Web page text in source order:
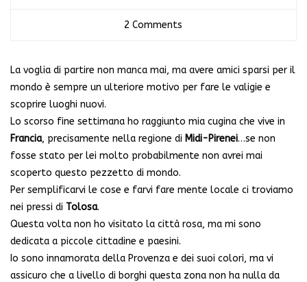
2 Comments
La voglia di partire non manca mai, ma avere amici sparsi per il
mondo è sempre un ulteriore motivo per fare le valigie e
scoprire luoghi nuovi.
Lo scorso fine settimana ho raggiunto mia cugina che vive in
Francia, precisamente nella regione di Midi-Pirenei…se non
fosse stato per lei molto probabilmente non avrei mai
scoperto questo pezzetto di mondo.
Per semplificarvi le cose e farvi fare mente locale ci troviamo
nei pressi di Tolosa.
Questa volta non ho visitato la città rosa, ma mi sono
dedicata a piccole cittadine e paesini.
Io sono innamorata della Provenza e dei suoi colori, ma vi
assicuro che a livello di borghi questa zona non ha nulla da